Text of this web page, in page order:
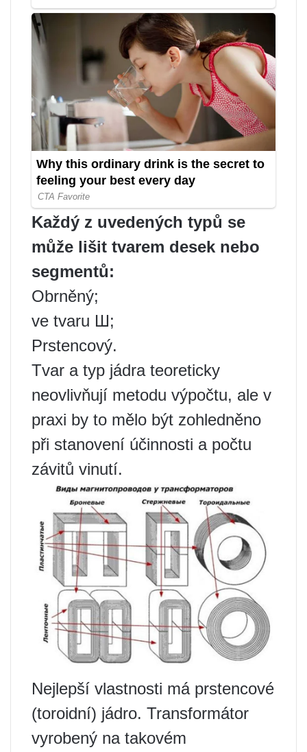
Každý z uvedených typů se
může lišit tvarem desek nebo
segmentů:
Obrněný;
ve tvaru Ш;
Prstencový.
Tvar a typ jádra teoreticky
neovlivňují metodu výpočtu, ale v
praxi by to mělo být zohledněno
při stanovení účinnosti a počtu
závitů vinutí.
Nejlepší vlastnosti má prstencové
(toroidní) jádro. Transformátor
vyrobený na takovém